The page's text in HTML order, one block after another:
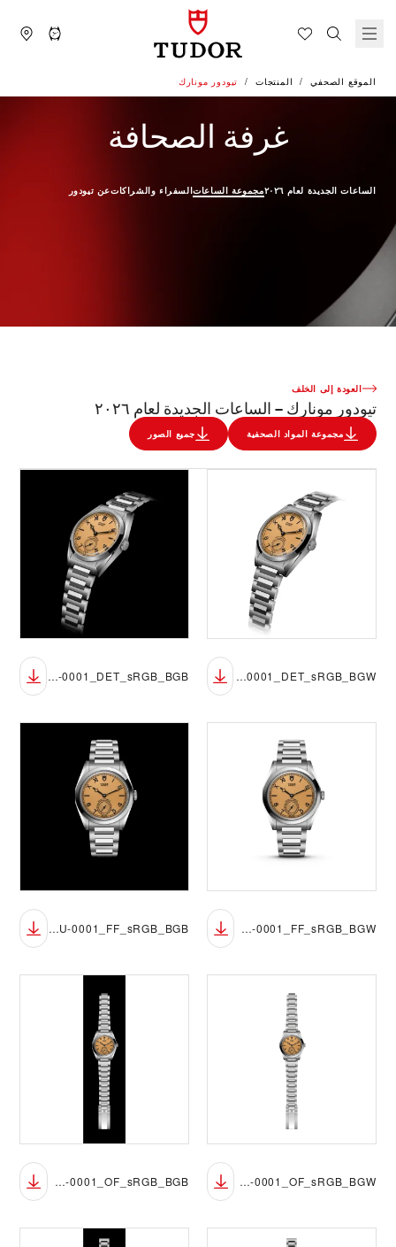
الموقع الصحفي المنتجات تيودور مونارك
غرفة الصحافة
الساعات الجديدة لعام ٢٠٢٦ مجموعة الساعاتالسفراء والشراكاتعن تيودور
العودة إلى الخلف
تيودور مونارك – الساعات الجديدة لعام ٢٠٢٦
مجموعة المواد الصحفية جميع الصور
M2639W1A0U-0001_DET_sRGB_BGW
M2639W1A0U-0001_DET_sRGB_BGB
M2639W1A0U-0001_FF_sRGB_BGW
M2639W1A0U-0001_FF_sRGB_BGB
M2639W1A0U-0001_OF_sRGB_BGW
M2639W1A0U-0001_OF_sRGB_BGB